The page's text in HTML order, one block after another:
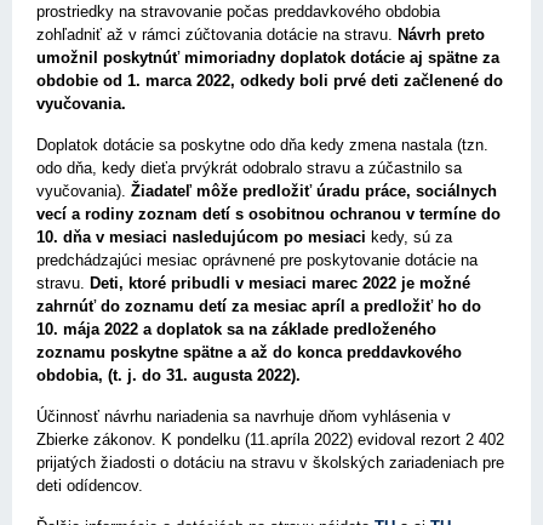
prostriedky na stravovanie počas preddavkového obdobia
zohľadniť až v rámci zúčtovania dotácie na stravu. Návrh preto
umožnil poskytnúť mimoriadny doplatok dotácie aj spätne za
obdobie od 1. marca 2022, odkedy boli prvé deti začlenené do
vyučovania.
Doplatok dotácie sa poskytne odo dňa kedy zmena nastala (tzn.
odo dňa, kedy dieťa prvýkrát odobralo stravu a zúčastnilo sa
vyučovania). Žiadateľ môže predložiť úradu práce, sociálnych
vecí a rodiny zoznam detí s osobitnou ochranou v termíne do
10. dňa v mesiaci nasledujúcom po mesiaci kedy, sú za
predchádzajúci mesiac oprávnené pre poskytovanie dotácie na
stravu. Deti, ktoré pribudli v mesiaci marec 2022 je možné
zahrnúť do zoznamu detí za mesiac apríl a predložiť ho do
10. mája 2022 a doplatok sa na základe predloženého
zoznamu poskytne spätne a až do konca preddavkového
obdobia, (t. j. do 31. augusta 2022).
Účinnosť návrhu nariadenia sa navrhuje dňom vyhlásenia v
Zbierke zákonov. K pondelku (11.apríla 2022) evidoval rezort 2 402
prijatých žiadosti o dotáciu na stravu v školských zariadeniach pre
deti odídencov.